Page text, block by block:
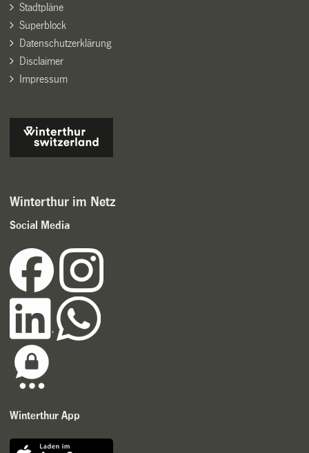
Stadtpläne
Superblock
Datenschutzerklärung
Disclaimer
Impressum
Winterthur im Netz
Social Media
Winterthur App